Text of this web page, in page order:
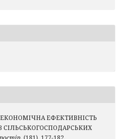
ЕКОНОМІЧНА ЕФЕКТИВНІСТЬ
СІЛЬСЬКОГОСПОДАРСЬКИХ